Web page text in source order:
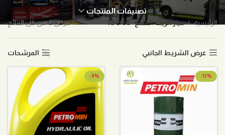
تصنيفات المنتجات
الرئيسية عيار الزيت المنتج 68 ISO عرض ⁦2⁩ من كل النتائج
عرض الشريط الجانبي المرشحات
-13%
-9%